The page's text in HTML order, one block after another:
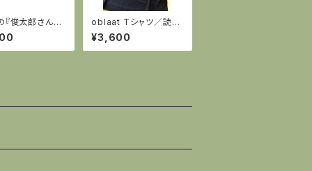
『俊太郎さん
読会の動画＠谷
oblaat Tシャツ／読唇
術
¥3,600